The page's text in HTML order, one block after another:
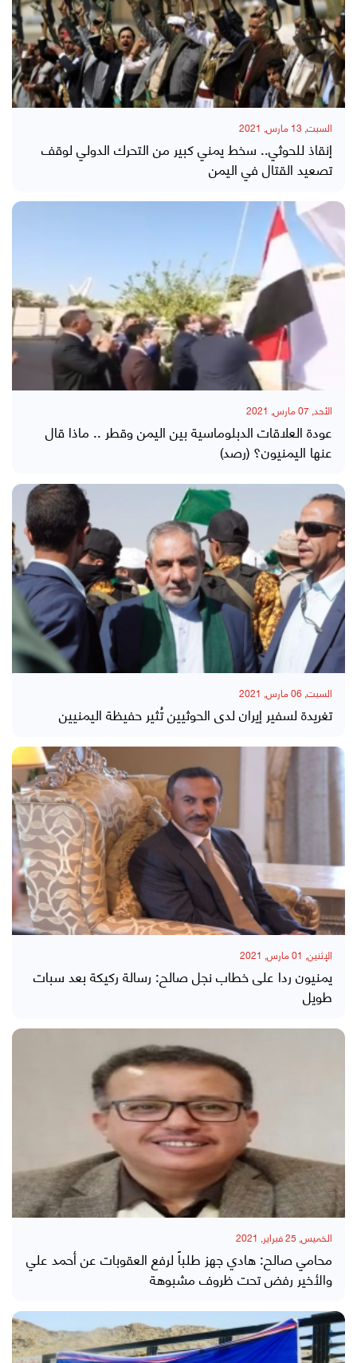
السبت, 13 مارس, 2021
إنقاذ للحوثي.. سخط يمني كبير من التحرك الدولي لوقف
تصعيد القتال في اليمن
الأحد, 07 مارس, 2021
عودة العلاقات الدبلوماسية بين اليمن وقطر .. ماذا قال
عنها اليمنيون؟ (رصد)
السبت, 06 مارس, 2021
تغريدة لسفير إيران لدى الحوثيين تُثير حفيظة اليمنيين
الإثنين, 01 مارس, 2021
يمنيون ردا على خطاب نجل صالح: رسالة ركيكة بعد سبات
طويل
الخميس, 25 فبراير, 2021
محامي صالح: هادي جهز طلباً لرفع العقوبات عن أحمد علي
والأخير رفض تحت ظروف مشبوهة